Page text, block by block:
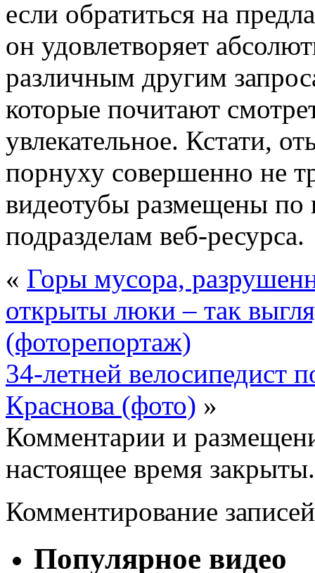
если обратиться на
он удовлетворяет
различным другим
которые почитают
увлекательное. Кстати,
порнуху совершенно не
видеотубы размещены
подразделам веб-ресурса.
« Горы мусора,
открыты люки – так
(фоторепортаж)
34-летней велосипедист
Краснова (фото) »
Комментарии и
настоящее время закрыты.
Комментирование
Популярное видео